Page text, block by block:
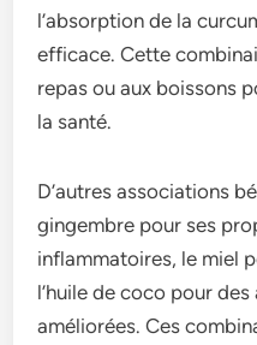
l’absorption de la
efficace. Cette
repas ou aux boissons
la santé.
D’autres associations
gingembre pour ses
inflammatoires, le miel
l’huile de coco pour
améliorées. Ces